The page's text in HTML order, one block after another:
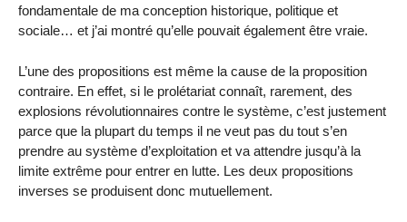
fondamentale de ma conception historique, politique et
sociale… et j’ai montré qu’elle pouvait également être vraie.
L’une des propositions est même la cause de la proposition
contraire. En effet, si le prolétariat connaît, rarement, des
explosions révolutionnaires contre le système, c’est justement
parce que la plupart du temps il ne veut pas du tout s’en
prendre au système d’exploitation et va attendre jusqu’à la
limite extrême pour entrer en lutte. Les deux propositions
inverses se produisent donc mutuellement.